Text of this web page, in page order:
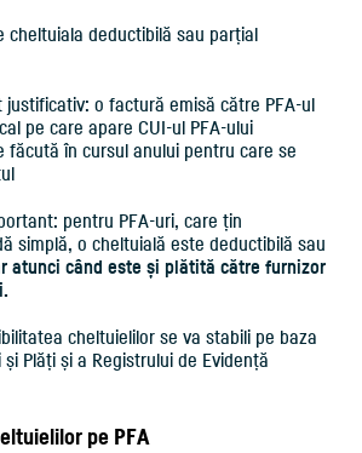
cheltuiala deductibilă sau parțial
justificativ: o factură emisă către PFA-ul
pe care apare CUI-ul PFA-ului
făcută în cursul anului pentru care se
pentru PFA-uri, care țin
simplă, o cheltuială este deductibilă sau
atunci când este și plătită către furnizor
cheltuielilor se va stabili pe baza
Plăți și a Registrului de Evidență
pe PFA